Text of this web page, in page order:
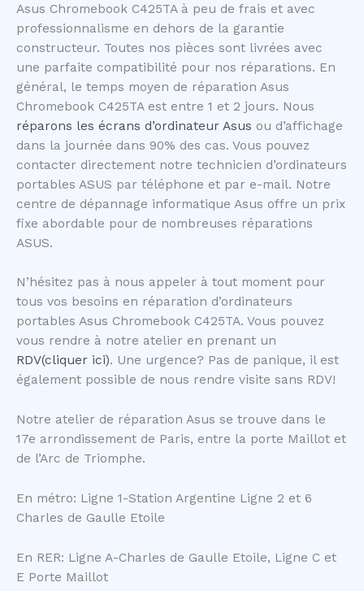
Asus Chromebook C425TA à peu de frais et avec
professionnalisme en dehors de la garantie
constructeur. Toutes nos pièces sont livrées avec
une parfaite compatibilité pour nos réparations. En
général, le temps moyen de réparation Asus
Chromebook C425TA est entre 1 et 2 jours. Nous
réparons les écrans d’ordinateur Asus ou d’affichage
dans la journée dans 90% des cas. Vous pouvez
contacter directement notre technicien d’ordinateurs
portables ASUS par téléphone et par e-mail. Notre
centre de dépannage informatique Asus offre un prix
fixe abordable pour de nombreuses réparations
ASUS.
N’hésitez pas à nous appeler à tout moment pour
tous vos besoins en réparation d’ordinateurs
portables Asus Chromebook C425TA. Vous pouvez
vous rendre à notre atelier en prenant un
RDV(cliquer ici). Une urgence? Pas de panique, il est
également possible de nous rendre visite sans RDV!
Notre atelier de réparation Asus se trouve dans le
17e arrondissement de Paris, entre la porte Maillot et
de l’Arc de Triomphe.
En métro: Ligne 1-Station Argentine Ligne 2 et 6
Charles de Gaulle Etoile
En RER: Ligne A-Charles de Gaulle Etoile, Ligne C et
E Porte Maillot